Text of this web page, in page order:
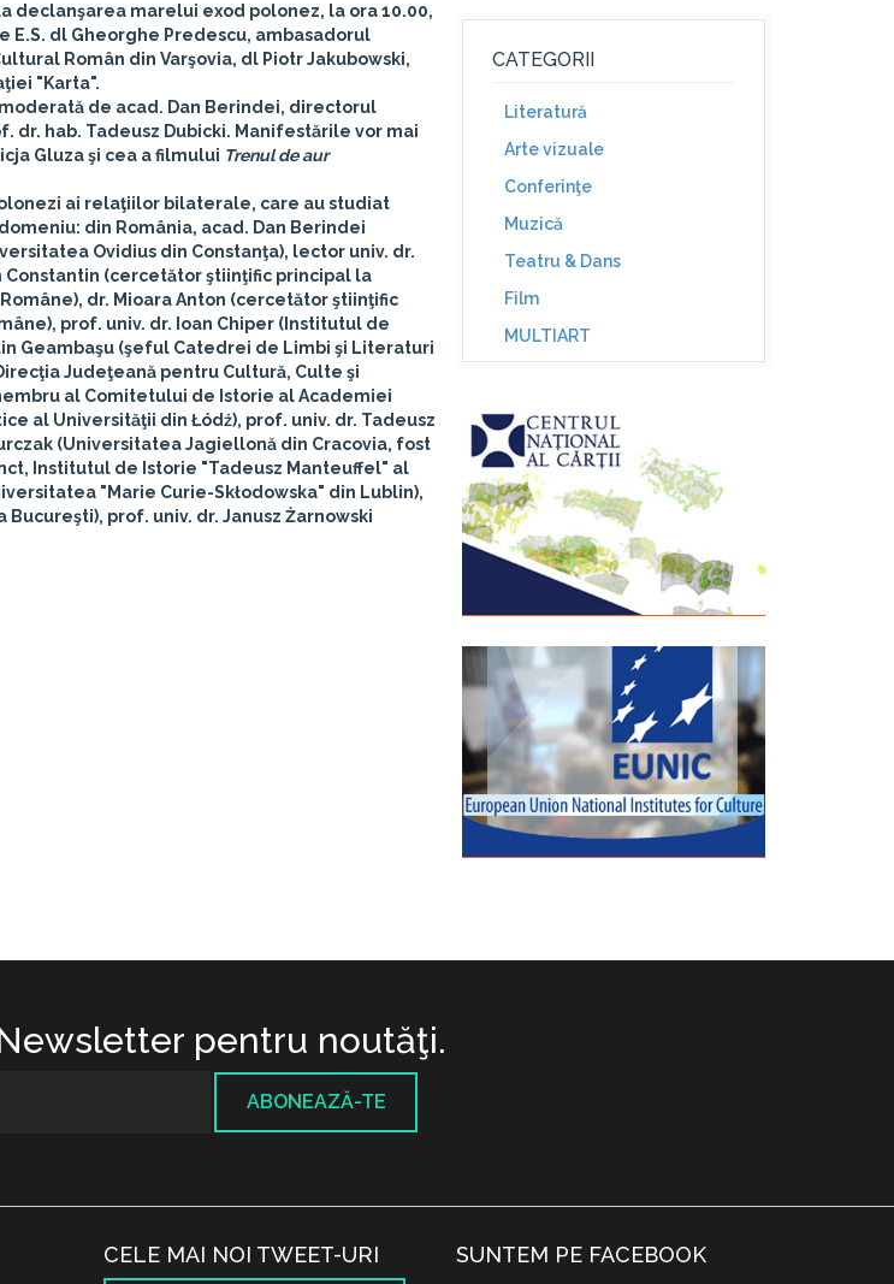
declanşarea marelui exod polonez, la ora 10.00,
E.S. dl Gheorghe Predescu, ambasadorul
Român din Varşovia, dl Piotr Jakubowski,
"Karta".
de acad. Dan Berindei, directorul
dr. hab. Tadeusz Dubicki. Manifestările vor mai
Gluza şi cea a filmului Trenul de aur
ai relaţiilor bilaterale, care au studiat
din România, acad. Dan Berindei
Ovidius din Constanţa), lector univ. dr.
Constantin (cercetător ştiinţific principal la
dr. Mioara Anton (cercetător ştiinţific
prof. univ. dr. Ioan Chiper (Institutul de
Geambaşu (şeful Catedrei de Limbi şi Literaturi
Judeţeană pentru Cultură, Culte şi
al Comitetului de Istorie al Academiei
al Universităţii din Łódź), prof. univ. dr. Tadeusz
(Universitatea Jagiellonă din Cracovia, fost
Institutul de Istorie "Tadeusz Manteuffel" al
"Marie Curie-Skłodowska" din Lublin),
prof. univ. dr. Janusz Żarnowski
CATEGORII
Literatură
Arte vizuale
Conferinţe
Muzică
Teatru & Dans
Film
MULTIART
pentru noutăţi.
ABONEAZĂ-TE
CELE MAI NOI TWEET-URI SUNTEM PE FACEBOOK